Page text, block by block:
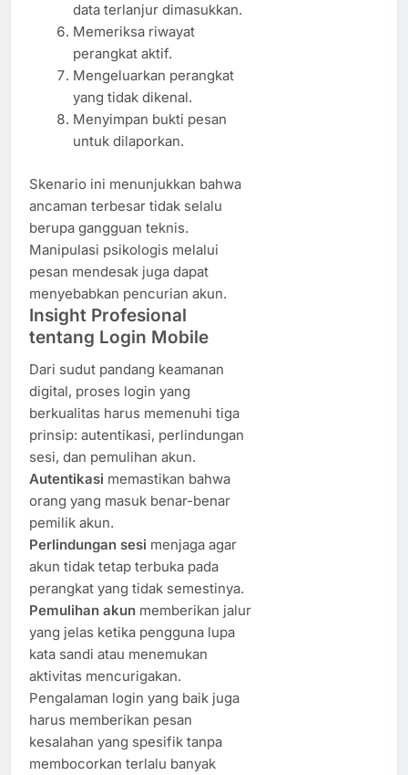
data terlanjur dimasukkan.
Memeriksa riwayat
perangkat aktif.
Mengeluarkan perangkat
yang tidak dikenal.
Menyimpan bukti pesan
untuk dilaporkan.
Skenario ini menunjukkan bahwa
ancaman terbesar tidak selalu
berupa gangguan teknis.
Manipulasi psikologis melalui
pesan mendesak juga dapat
menyebabkan pencurian akun.
Insight Profesional
tentang Login Mobile
Dari sudut pandang keamanan
digital, proses login yang
berkualitas harus memenuhi tiga
prinsip: autentikasi, perlindungan
sesi, dan pemulihan akun.
Autentikasi memastikan bahwa
orang yang masuk benar-benar
pemilik akun.
Perlindungan sesi menjaga agar
akun tidak tetap terbuka pada
perangkat yang tidak semestinya.
Pemulihan akun memberikan jalur
yang jelas ketika pengguna lupa
kata sandi atau menemukan
aktivitas mencurigakan.
Pengalaman login yang baik juga
harus memberikan pesan
kesalahan yang spesifik tanpa
membocorkan terlalu banyak